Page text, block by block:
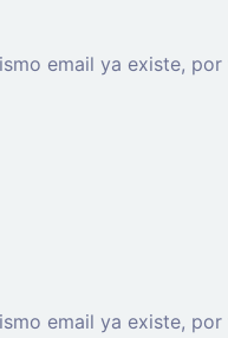
email ya existe,
email ya existe,